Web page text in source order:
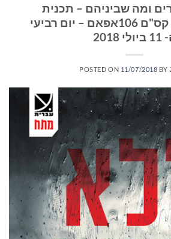
ומה שביניהם – תכנית
ראיונות ברדיו קס"ם 106אפאם – יום רביעי
2018
POSTED ON 11/07/2018 BY